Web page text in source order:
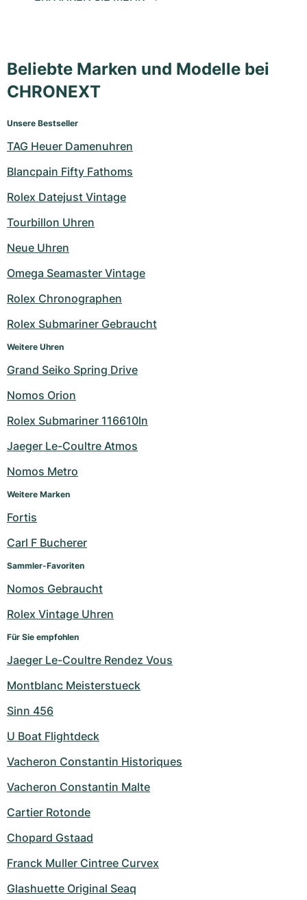
Beliebte Marken und Modelle bei
CHRONEXT
Unsere Bestseller
TAG Heuer Damenuhren
Blancpain Fifty Fathoms
Rolex Datejust Vintage
Tourbillon Uhren
Neue Uhren
Omega Seamaster Vintage
Rolex Chronographen
Rolex Submariner Gebraucht
Weitere Uhren
Grand Seiko Spring Drive
Nomos Orion
Rolex Submariner 116610ln
Jaeger Le-Coultre Atmos
Nomos Metro
Weitere Marken
Fortis
Carl F Bucherer
Sammler-Favoriten
Nomos Gebraucht
Rolex Vintage Uhren
Für Sie empfohlen
Jaeger Le-Coultre Rendez Vous
Montblanc Meisterstueck
Sinn 456
U Boat Flightdeck
Vacheron Constantin Historiques
Vacheron Constantin Malte
Cartier Rotonde
Chopard Gstaad
Franck Muller Cintree Curvex
Glashuette Original Seaq